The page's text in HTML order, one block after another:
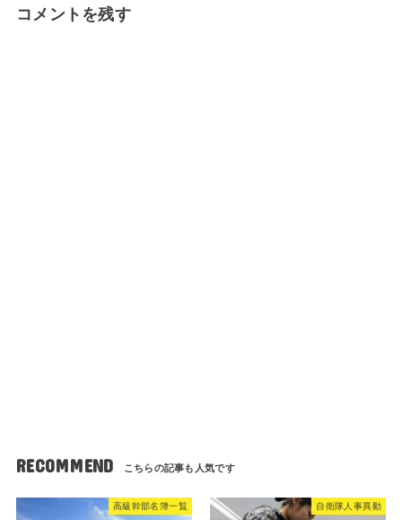
コメントを残す
RECOMMEND
高級幹部名簿一覧 自衛隊人事異動